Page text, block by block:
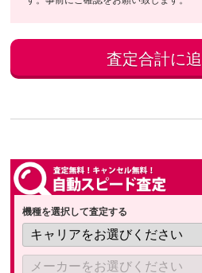
機種を選択して査定する